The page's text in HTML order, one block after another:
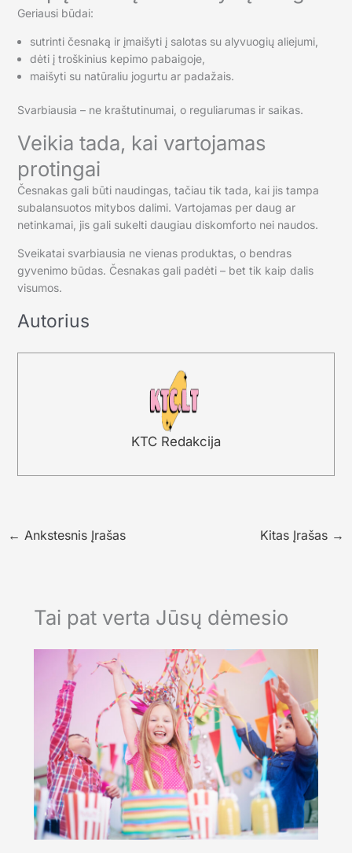
Geriausi būdai:
sutrinti česnaką ir įmaišyti į salotas su alyvuogių aliejumi,
dėti į troškinius kepimo pabaigoje,
maišyti su natūraliu jogurtu ar padažais.
Svarbiausia – ne kraštutinumai, o reguliarumas ir saikas.
Veikia tada, kai vartojamas
protingai
Česnakas gali būti naudingas, tačiau tik tada, kai jis tampa
subalansuotos mitybos dalimi. Vartojamas per daug ar
netinkamai, jis gali sukelti daugiau diskomforto nei naudos.
Sveikatai svarbiausia ne vienas produktas, o bendras
gyvenimo būdas. Česnakas gali padėti – bet tik kaip dalis
visumos.
Autorius
KTC Redakcija
← Ankstesnis Įrašas Kitas Įrašas →
Tai pat verta Jūsų dėmesio